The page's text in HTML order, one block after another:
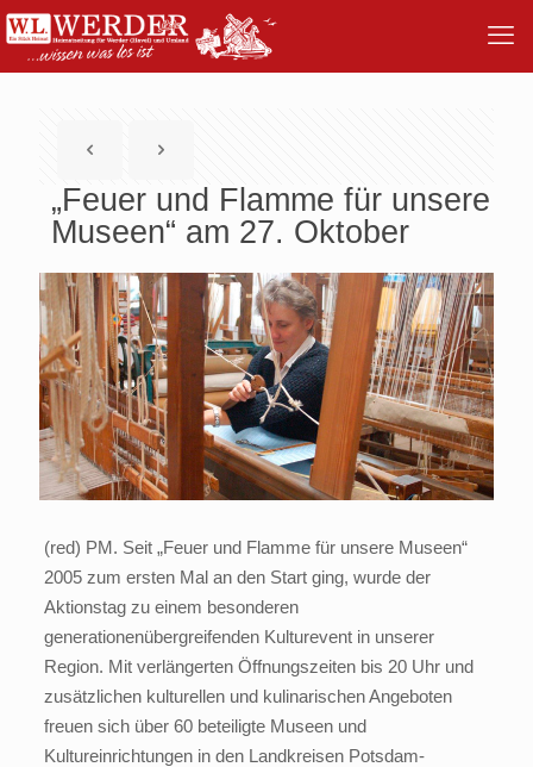
„Feuer und Flamme für unsere
Museen“ am 27. Oktober
(red) PM. Seit „Feuer und Flamme für unsere Museen“
2005 zum ersten Mal an den Start ging, wurde der
Aktionstag zu einem besonderen
generationenübergreifenden Kulturevent in unserer
Region. Mit verlängerten Öffnungszeiten bis 20 Uhr und
zusätzlichen kulturellen und kulinarischen Angeboten
freuen sich über 60 beteiligte Museen und
Kultureinrichtungen in den Landkreisen Potsdam-